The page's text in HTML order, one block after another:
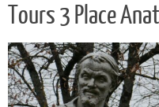
Tours 3 Place